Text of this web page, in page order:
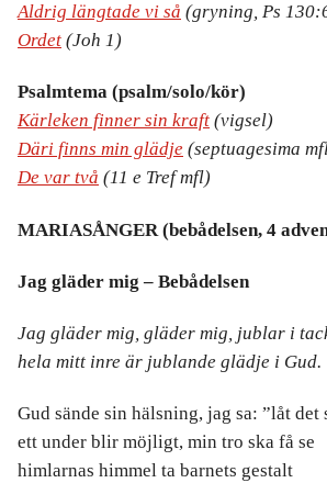
Aldrig längtade vi så (gryning, Ps
Ordet (Joh 1)
Psalmtema (psalm/solo/kör)
Kärleken finner sin kraft (vigsel)
Däri finns min glädje (septuagesima
De var två (11 e Tref mfl)
MARIASÅNGER (bebådelsen, 4
Jag gläder mig – Bebådelsen
Jag gläder mig, gläder mig, jublar i
hela mitt inre är jublande glädje i Gud.
Gud sände sin hälsning, jag sa: ”låt det
ett under blir möjligt, min tro ska få se
himlarnas himmel ta barnets gestalt